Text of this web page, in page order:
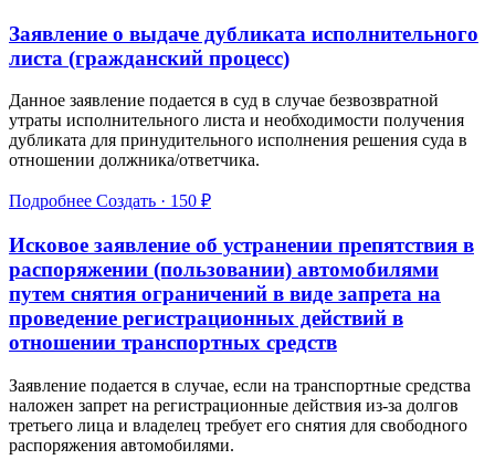
Заявление о выдаче дубликата исполнительного
листа (гражданский процесс)
Данное заявление подается в суд в случае безвозвратной
утраты исполнительного листа и необходимости получения
дубликата для принудительного исполнения решения суда в
отношении должника/ответчика.
Подробнее Создать · 150 ₽
Исковое заявление об устранении препятствия в
распоряжении (пользовании) автомобилями
путем снятия ограничений в виде запрета на
проведение регистрационных действий в
отношении транспортных средств
Заявление подается в случае, если на транспортные средства
наложен запрет на регистрационные действия из-за долгов
третьего лица и владелец требует его снятия для свободного
распоряжения автомобилями.